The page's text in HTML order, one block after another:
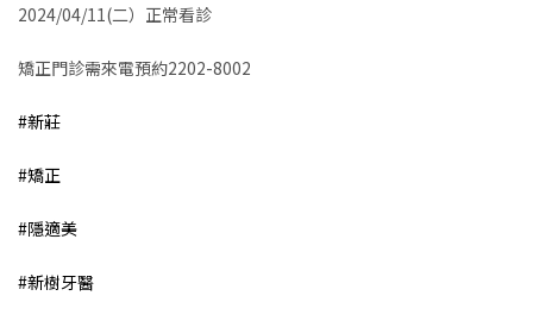
2024/04/11(二）正常看診
矯正門診需來電預約2202-8002
#新莊
#矯正
#隱適美
#新樹牙醫